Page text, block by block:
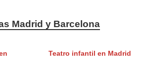
Madrid y Barcelona
Teatro infantil en Madrid